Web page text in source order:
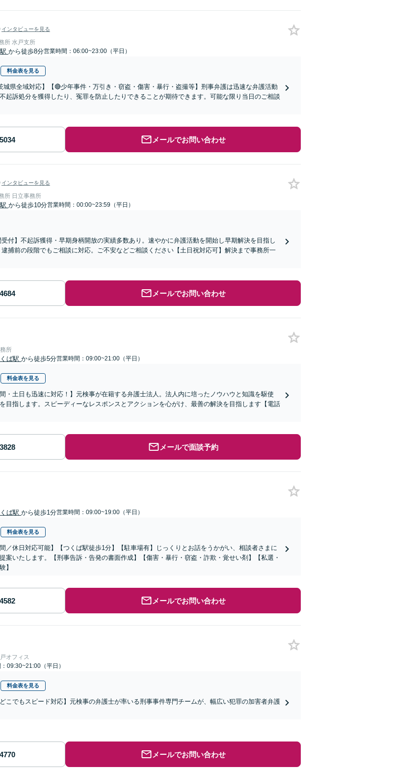
インタビューを見る
所 水戸支所
から徒歩8分営業時間：06:00~23:00（平日）
料金表を見る
城県全域対応】【🔴少年事件・万引き・窃盗・傷害・暴行・盗撮等】刑事弁護は迅速な弁護活動
起訴処分を獲得したり、冤罪を防止したりできることが期待できます。可能な限り当日のご相談
メールでお問い合わせ
インタビューを見る
所 日立事務所
から徒歩10分営業時間：00:00~23:59（平日）
受付】不起訴獲得・早期身柄開放の実績多数あり。速やかに弁護活動を開始し早期解決を目指し
捕前の段階でもご相談に対応。ご不安などご相談ください【土日祝対応可】解決まで事務所一
メールでお問い合わせ
所
ば駅 から徒歩5分営業時間：09:00~21:00（平日）
料金表を見る
・土日も迅速に対応！】元検事が在籍する弁護士法人。法人内に培ったノウハウと知識を駆使
目指します。スピーディーなレスポンスとアクションを心がけ、最善の解決を目指します【電話
メールで面談予約
ば駅 から徒歩1分営業時間：09:00~19:00（平日）
料金表を見る
／休日対応可能】【つくば駅徒歩1分】【駐車場有】じっくりとお話をうかがい、相談者さまに
案いたします。【刑事告訴・告発の書面作成】【傷害・暴行・窃盗・詐欺・覚せい剤】【私選・
】
メールでお問い合わせ
オフィス
09:30~21:00（平日）
料金表を見る
こでもスピード対応】元検事の弁護士が率いる刑事事件専門チームが、幅広い犯罪の加害者弁護
メールでお問い合わせ